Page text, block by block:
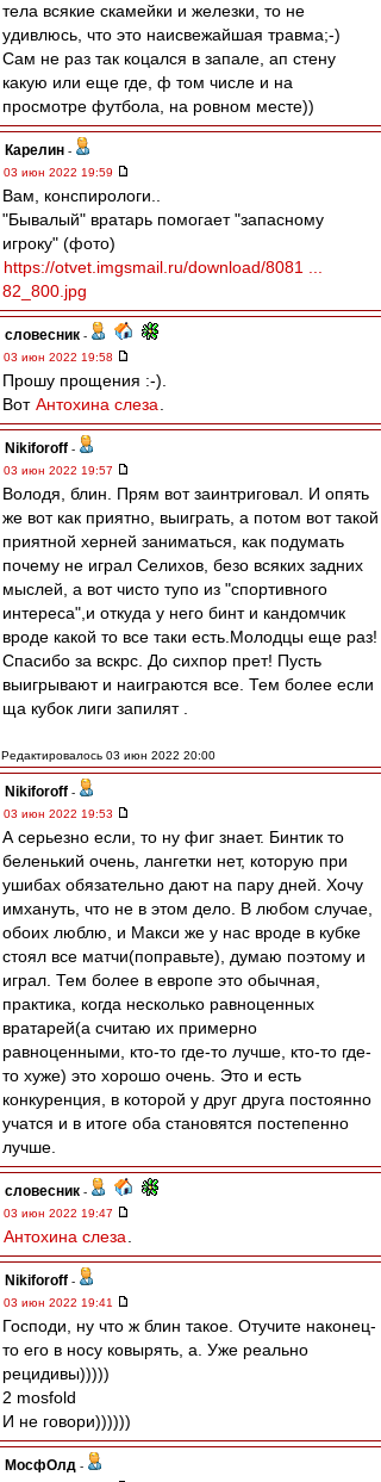
тела всякие скамейки и железки, то не
удивлюсь, что это наисвежайшая травма;-)
Сам не раз так коцался в запале, ап стену
какую или еще где, ф том числе и на
просмотре футбола, на ровном месте))
Карелин -
03 июн 2022 19:59
Вам, конспирологи..
"Бывалый" вратарь помогает "запасному
игроку" (фото)
https://otvet.imgsmail.ru/download/8081 ...
82_800.jpg
словесник -
03 июн 2022 19:58
Прошу прощения :-).
Вот Антохина слеза
Nikiforoff -
03 июн 2022 19:57
Володя, блин. Прям вот заинтриговал. И опять
же вот как приятно, выиграть, а потом вот такой
приятной херней заниматься, как подумать
почему не играл Селихов, безо всяких задних
мыслей, а вот чисто тупо из "спортивного
интереса",и откуда у него бинт и кандомчик
вроде какой то все таки есть.Молодцы еще раз!
Спасибо за вскрс. До сихпор прет! Пусть
выигрывают и наиграются все. Тем более если
ща кубок лиги запилят .
Редактировалось 03 июн 2022 20:00
Nikiforoff -
03 июн 2022 19:53
А серьезно если, то ну фиг знает. Бинтик то
беленький очень, лангетки нет, которую при
ушибах обязательно дают на пару дней. Хочу
имхануть, что не в этом дело. В любом случае,
обоих люблю, и Макси же у нас вроде в кубке
стоял все матчи(поправьте), думаю поэтому и
играл. Тем более в европе это обычная,
практика, когда несколько равноценных
вратарей(а считаю их примерно
равноценными, кто-то где-то лучше, кто-то где-
то хуже) это хорошо очень. Это и есть
конкуренция, в которой у друг друга постоянно
учатся и в итоге оба становятся постепенно
лучше.
словесник -
03 июн 2022 19:47
Антохина слеза
Nikiforoff -
03 июн 2022 19:41
Господи, ну что ж блин такое. Отучите наконец-
то его в носу ковырять, а. Уже реально
рецидивы)))))
2 mosfold
И не говори))))))
МосфОлд -